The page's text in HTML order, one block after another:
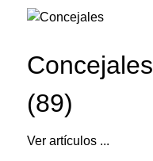
Concejales
(89)
Ver artículos ...